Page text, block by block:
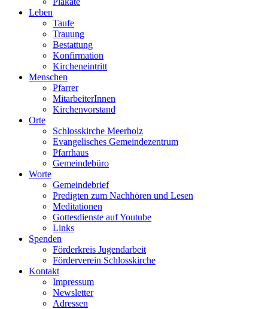
Leben
Taufe
Trauung
Bestattung
Konfirmation
Kircheneintritt
Menschen
Pfarrer
MitarbeiterInnen
Kirchenvorstand
Orte
Schlosskirche Meerholz
Evangelisches Gemeindezentrum
Pfarrhaus
Gemeindebüro
Worte
Gemeindebrief
Predigten zum Nachhören und Lesen
Meditationen
Gottesdienste auf Youtube
Links
Spenden
Förderkreis Jugendarbeit
Förderverein Schlosskirche
Kontakt
Impressum
Newsletter
Adressen